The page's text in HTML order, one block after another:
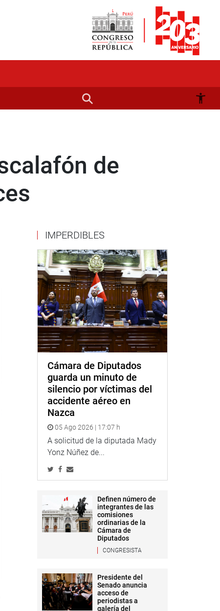
de
IMPERDIBLES
Cámara de Diputados
guarda un minuto de
silencio por víctimas del
accidente aéreo en
Nazca
05 Ago 2026 | 17:07 h
A solicitud de la diputada Mady
Yonz Núñez de...
Definen número de
integrantes de las
comisiones
ordinarias de la
Cámara de
Diputados
CONGRESISTA
Presidente del
Senado anuncia
acceso de
periodistas a
galería del